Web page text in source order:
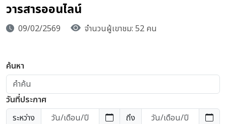
วารสารออนไลน์
09/02/2569 จำนวนผู้เขาชม: 52 คน
ค้นหา
วันที่ประกาศ
ระหว่าง
ถึง